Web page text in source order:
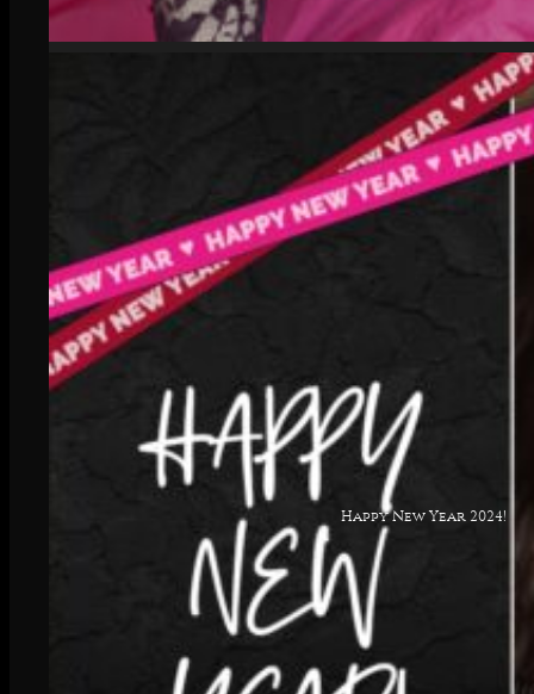
Happy New Year 2024!